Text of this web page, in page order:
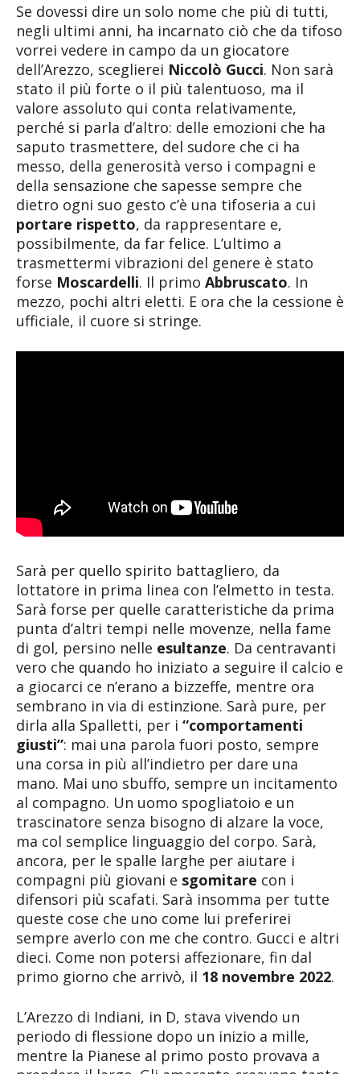
Se dovessi dire un solo nome che più di tutti,
negli ultimi anni, ha incarnato ciò che da tifoso
vorrei vedere in campo da un giocatore
dell’Arezzo, sceglierei Niccolò Gucci. Non sarà
stato il più forte o il più talentuoso, ma il
valore assoluto qui conta relativamente,
perché si parla d’altro: delle emozioni che ha
saputo trasmettere, del sudore che ci ha
messo, della generosità verso i compagni e
della sensazione che sapesse sempre che
dietro ogni suo gesto c’è una tifoseria a cui
portare rispetto, da rappresentare e,
possibilmente, da far felice. L’ultimo a
trasmettermi vibrazioni del genere è stato
forse Moscardelli. Il primo Abbruscato. In
mezzo, pochi altri eletti. E ora che la cessione è
ufficiale, il cuore si stringe.
Sarà per quello spirito battagliero, da
lottatore in prima linea con l’elmetto in testa.
Sarà forse per quelle caratteristiche da prima
punta d’altri tempi nelle movenze, nella fame
di gol, persino nelle esultanze. Da centravanti
vero che quando ho iniziato a seguire il calcio e
a giocarci ce n’erano a bizzeffe, mentre ora
sembrano in via di estinzione. Sarà pure, per
dirla alla Spalletti, per i “comportamenti
giusti”: mai una parola fuori posto, sempre
una corsa in più all’indietro per dare una
mano. Mai uno sbuffo, sempre un incitamento
al compagno. Un uomo spogliatoio e un
trascinatore senza bisogno di alzare la voce,
ma col semplice linguaggio del corpo. Sarà,
ancora, per le spalle larghe per aiutare i
compagni più giovani e sgomitare con i
difensori più scafati. Sarà insomma per tutte
queste cose che uno come lui preferirei
sempre averlo con me che contro. Gucci e altri
dieci. Come non potersi affezionare, fin dal
primo giorno che arrivò, il 18 novembre 2022.
L’Arezzo di Indiani, in D, stava vivendo un
periodo di flessione dopo un inizio a mille,
mentre la Pianese al primo posto provava a